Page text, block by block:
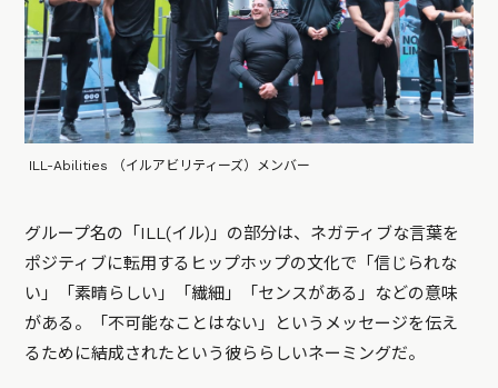
ILL-Abilities （イルアビリティーズ）メンバー
グループ名の「ILL(イル)」の部分は、ネガティブな言葉を
ポジティブに転用するヒップホップの文化で「信じられな
い」「素晴らしい」「繊細」「センスがある」などの意味
がある。「不可能なことはない」というメッセージを伝え
るために結成されたという彼ららしいネーミングだ。